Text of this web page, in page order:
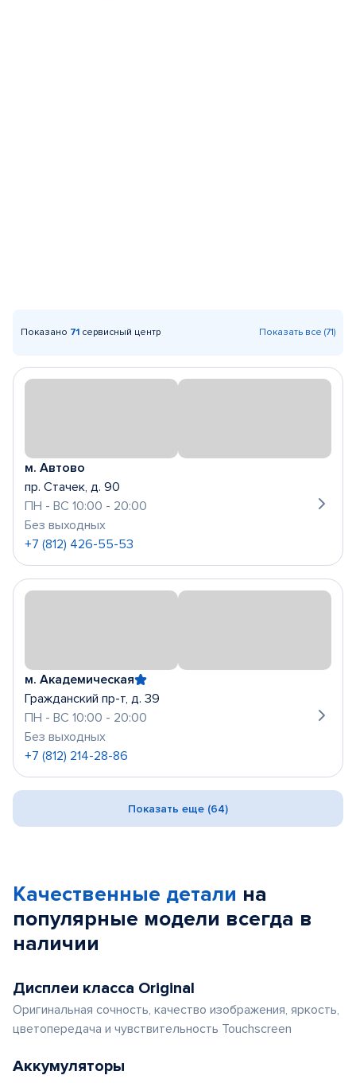
Показано 71 сервисный центр Показать все (71)
м. Автово
пр. Стачек, д. 90
ПН - ВС 10:00 - 20:00
Без выходных
+7 (812) 426-55-53
м. Академическая
Гражданский пр-т, д. 39
ПН - ВС 10:00 - 20:00
Без выходных
+7 (812) 214-28-86
Показать еще (64)
Качественные детали на
популярные модели всегда в
наличии
Дисплеи класса Original
Оригинальная сочность, качество изображения, яркость,
цветопередача и чувствительность Touchscreen
Аккумуляторы